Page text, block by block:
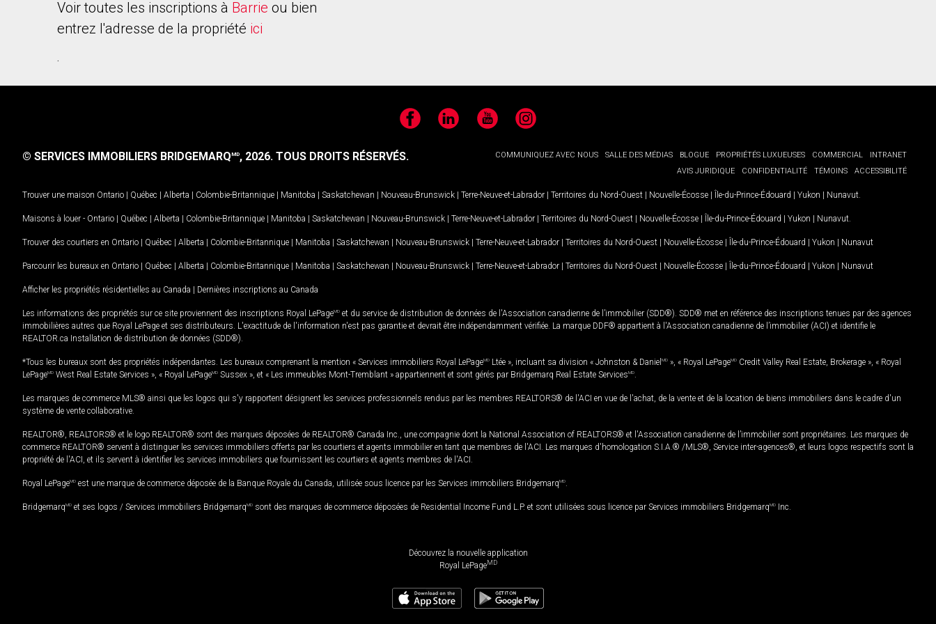
Voir toutes les inscriptions à Barrie ou bien
entrez l'adresse de la propriété ici
.
FacebookLinkedIn YouTubeInstagram
COMMUNIQUEZ AVEC NOUS SALLE DES MÉDIAS BLOGUE PROPRIÉTÉS LUXUEUSES COMMERCIAL
INTRANET
AVIS JURIDIQUE
CONFIDENTIALITÉ TÉMOINS ACCESSIBILITÉ
© SERVICES IMMOBILIERS BRIDGEMARQMD, 2026. TOUS DROITS RÉSERVÉS.
Trouver une maison Ontario | Québec | Alberta | Colombie-Britannique | Manitoba | Saskatchewan | Nouveau-Brunswick | Terre-Neuve-et-Labrador | Territoires du Nord-Ouest | Nouvelle-Écosse | Île-du-Prince-Édouard | Yukon | Nunavut
Maisons à louer - Ontario | Québec | Alberta | Colombie-Britannique | Manitoba | Saskatchewan | Nouveau-Brunswick | Terre-Neuve-et-Labrador | Territoires du Nord-Ouest | Nouvelle-Écosse | Île-du-Prince-Édouard | Yukon | Nunavut
Trouver des courtiers en Ontario | Québec | Alberta | Colombie-Britannique | Manitoba | Saskatchewan | Nouveau-Brunswick | Terre-Neuve-et-Labrador | Territoires du Nord-Ouest | Nouvelle-Écosse | Île-du-Prince-Édouard | Yukon | Nunavut
Parcourir les bureaux en Ontario | Québec | Alberta | Colombie-Britannique | Manitoba | Saskatchewan | Nouveau-Brunswick | Terre-Neuve-et-Labrador | Territoires du Nord-Ouest | Nouvelle-Écosse | Île-du-Prince-Édouard | Yukon | Nunavut
Afficher les propriétés résidentielles au Canada | Dernières inscriptions au Canada
Les informations des propriétés sur ce site proviennent des inscriptions Royal LePageMD et du service de distribution de données de l'Association canadienne de l’immobilier (SDD®). SDD® met en référence des inscriptions tenues par des agences
immobilières autres que Royal LePage et ses distributeurs. L'exactitude de l'information n'est pas garantie et devrait être indépendamment vérifiée. La marque DDF® appartient à l'Association canadienne de l’immobilier (ACI) et identifie le
REALTOR.ca Installation de distribution de données (SDD®).
*Tous les bureaux sont des propriétés indépendantes. Les bureaux comprenant la mention « Services immobiliers Royal LePageMD Ltée », incluant sa division « Johnston & Daniel MD », « Royal LePageMD Credit Valley Real Estate, Brokerage », « Royal
LePageMD West Real Estate Services », « Royal LePageMD Sussex », et « Les immeubles Mont-Tremblant » appartiennent et sont gérés par Bridgemarq Real Estate ServicesMD
Les marques de commerce MLS® ainsi que les logos qui s'y rapportent désignent les services professionnels rendus par les membres REALTORS® de l'ACI en vue de l'achat, de la vente et de la location de biens immobiliers dans le cadre d'un
système de vente collaborative.
REALTOR®, REALTORS® et le logo REALTOR® sont des marques déposées de REALTOR® Canada Inc., une compagnie dont la National Association of REALTORS® et l'Association canadienne de l’immobilier sont propriétaires. Les marques de
commerce REALTOR® servent à distinguer les services immobiliers offerts par les courtiers et agents immobilier en tant que membres de l'ACI. Les marques d'homologation S.I.A.® /MLS®, Service inter-agences®, et leurs logos respectifs sont la
propriété de l'ACI, et ils servent à identifier les services immobiliers que fournissent les courtiers et agents membres de l'ACI.
Royal LePageMD est une marque de commerce déposée de la Banque Royale du Canada, utilisée sous licence par les Services immobiliers BridgemarqMD
BridgemarqMD et ses logos / Services immobiliers BridgemarqMD sont des marques de commerce déposées de Residential Income Fund L.P. et sont utilisées sous licence par Services immobiliers BridgemarqMD Inc.
Découvrez la nouvelle application
Royal LePageMD